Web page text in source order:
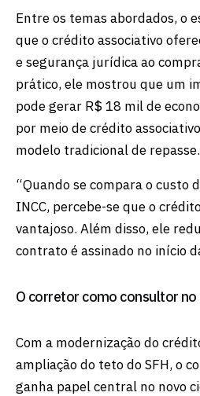
Entre os temas abordados, o
que o crédito associativo
e segurança jurídica ao
prático, ele mostrou que um
pode gerar R$ 18 mil de
por meio de crédito
modelo tradicional de repasse.
“Quando se compara o custo
INCC, percebe-se que o
vantajoso. Além disso, ele
contrato é assinado no início
O corretor como consultor
Com a modernização do
ampliação do teto do SFH, o
ganha papel central no novo